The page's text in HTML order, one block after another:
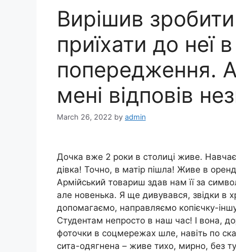
Вирішив
приїхати до неї
попередження.
мені відповів
March 26, 2022 by admin
Дочка вже 2 роки в столиці живе.
дівка! Точно, в матір пішла! Живе в
Армійський товариш здав нам її за
але новенька. Я ще дивувався, звідки в
допомагаємо, направляємо копієчку-
Студентам непросто в наш час! І вона,
фоточки в соцмережах шле, навіть по
сита-одягнена – живе тихо, мирно, без